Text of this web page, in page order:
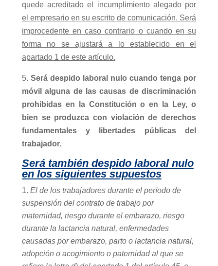
quede acreditado el incumplimiento alegado por
el empresario en su escrito de comunicación. Será
improcedente en caso contrario o cuando en su
forma no se ajustará a lo establecido en el
apartado 1 de este artículo.
5. Será despido laboral nulo cuando tenga por
móvil alguna de las causas de discriminación
prohibidas en la Constitución o en la Ley, o
bien se produzca con violación de derechos
fundamentales y libertades públicas del
trabajador.
Será también despido laboral nulo
en los siguientes supuestos
El de los trabajadores durante el período de
suspensión del contrato de trabajo por
maternidad, riesgo durante el embarazo, riesgo
durante la lactancia natural, enfermedades
causadas por embarazo, parto o lactancia natural,
adopción o acogimiento o paternidad al que se